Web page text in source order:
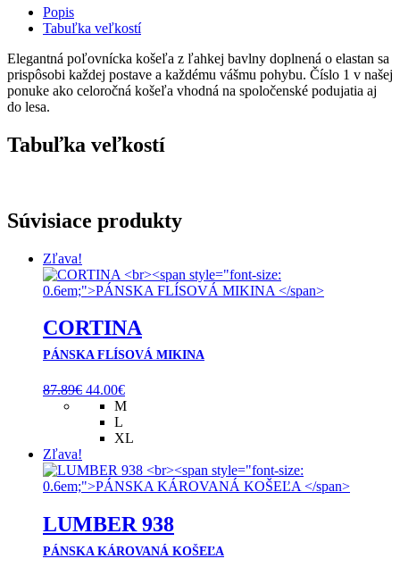
Popis
Tabuľka veľkostí
Elegantná poľovnícka košeľa z ľahkej bavlny doplnená o elastan sa
prispôsobi každej postave a každému vášmu pohybu. Číslo 1 v našej
ponuke ako celoročná košeľa vhodná na spoločenské podujatia aj
do lesa.
Tabuľka veľkostí
Súvisiace produkty
Zľava!
CORTINA
PÁNSKA FLÍSOVÁ MIKINA
87.89€ Pôvodná
cena
bola:
87.89€.
44.00€Aktuálna
cena
44.00€.
M
L
XL
Zľava!
LUMBER 938
PÁNSKA KÁROVANÁ KOŠEĽA